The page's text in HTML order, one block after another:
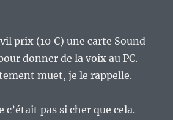
vil prix (10 €) une carte Sound
donner de la voix au PC.
muet, je le rappelle.
c’était pas si cher que cela.